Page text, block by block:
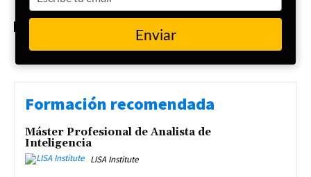
Formación recomendada
Máster Profesional de Analista de
Inteligencia
LISA Institute
your
email
Enviar